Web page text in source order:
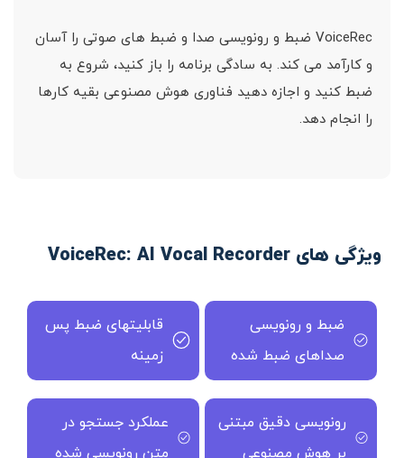
VoiceRec ضبط و رونویسی صدا و ضبط های صوتی را آسان
و کارآمد می کند. به سادگی برنامه را باز کنید، شروع به
ضبط کنید و اجازه دهید فناوری هوش مصنوعی بقیه کارها
را انجام دهد.
ویژگی های VoiceRec: AI Vocal Recorder
ضبط و رونویسی
صداهای ضبط شده
قابلیتهای ضبط پس
زمینه
رونویسی دقیق مبتنی
بر هوش مصنوعی
عملکرد جستجو در
متن رونویسی شده